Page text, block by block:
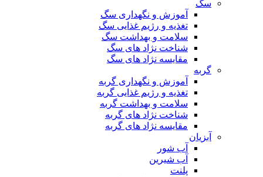
سگ
آموزش و نگهداری سگ
تغذیه و رژیم غذایی سگ
سلامت و بهداشت سگ
شناخت نژاد های سگ
مقایسه نژاد های سگ
گربه
آموزش و نگهداری گربه
تغذیه و رژیم غذایی گربه
سلامت و بهداشت گربه
شناخت نژاد های گربه
مقایسه نژاد های گربه
آبزیان
آب شور
آب شیرین
پلنت